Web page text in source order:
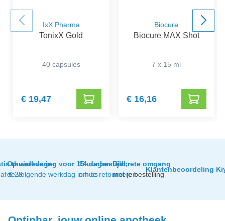
IxX Pharma
TonixX Gold
40 capsules
€ 19,47
Biocure
Biocure MAX Shot
7 x 15 ml
€ 16,16
thuislevering
€ 29
Op werkdagen voor 15 uur besteld,
de volgende werkdag in huis
14 dagen tijd
om te retourneren
Discrete omgang
met je bestelling
Klantenbeoordeling